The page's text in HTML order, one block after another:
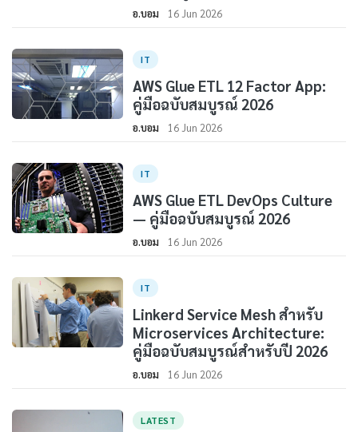
อ.บอม 16 Jun 2026
IT
AWS Glue ETL 12 Factor App:
คู่มือฉบับสมบูรณ์ 2026
อ.บอม 16 Jun 2026
IT
AWS Glue ETL DevOps Culture
— คู่มือฉบับสมบูรณ์ 2026
อ.บอม 16 Jun 2026
IT
Linkerd Service Mesh สำหรับ
Microservices Architecture:
คู่มือฉบับสมบูรณ์สำหรับปี 2026
อ.บอม 16 Jun 2026
LATEST